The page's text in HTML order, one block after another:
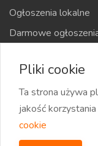
Ogłoszenia lokalne
Darmowe
Mapa strony
2026 eOglaszamy
Pliki cookie
Ta strona używa
jakość
cookie